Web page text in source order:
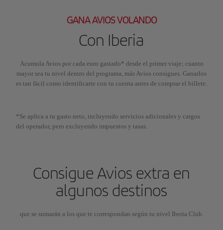
GANA AVIOS VOLANDO
Con Iberia
Acumula Avios por cada euro gastado* desde el primer viaje; cuanto
mayor sea tu nivel dentro del programa, más Avios consigues. Ganarlos
es tan fácil como identificarte con tu cuenta antes de comprar el billete.
*Se aplica a tu gasto neto, incluyendo servicios adicionales y cargos
del operador, pero excluyendo impuestos y tasas.
Consigue Avios extra en
algunos destinos
que se sumarán a los que te correspondan según tu nivel Iberia Club.